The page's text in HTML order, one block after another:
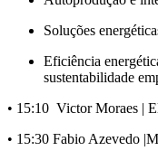
Soluções
Eficiência
sustentabilidade
• 15:10 Victor Moraes |
• 15:30 Fabio Azevedo